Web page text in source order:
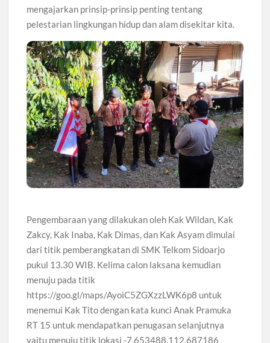
mengajarkan prinsip-prinsip penting tentang
pelestarian lingkungan hidup dan alam disekitar kita.
Pengembaraan yang dilakukan oleh Kak Wildan, Kak
Zakcy, Kak Inaba, Kak Dimas, dan Kak Asyam dimulai
dari titik pemberangkatan di SMK Telkom Sidoarjo
pukul 13.30 WIB. Kelima calon laksana kemudian
menuju pada titik
https://goo.gl/maps/AyoiC5ZGXzzLWK6p8 untuk
menemui Kak Tito dengan kata kunci Anak Pramuka
RT 15 untuk mendapatkan penugasan selanjutnya
yaitu menuju titik lokasi -7.653488,112.687186